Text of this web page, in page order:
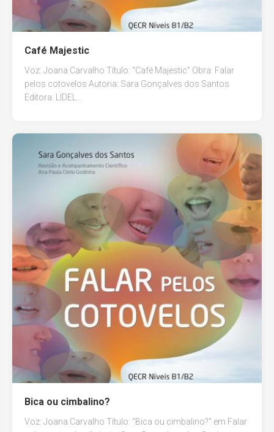
Café Majestic
Voz: Joana Carvalho Título: “Café Majestic” Obra: Falar
pelos cotovelos Autoria: Sara Gonçalves dos Santos
Editora: LIDEL...
Bica ou cimbalino?
Voz: Joana Carvalho Título: “Bica ou cimbalino?” em Falar